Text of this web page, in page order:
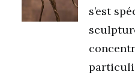
s’est